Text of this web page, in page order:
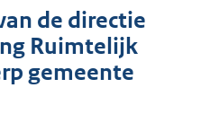
de directie
Ruimtelijk
gemeente